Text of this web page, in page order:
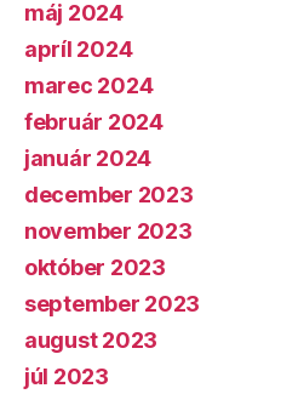
máj 2024
apríl 2024
marec 2024
február 2024
január 2024
december 2023
november 2023
október 2023
september 2023
august 2023
júl 2023